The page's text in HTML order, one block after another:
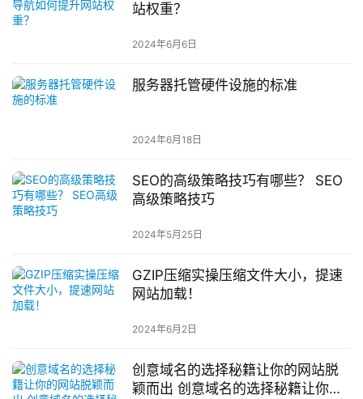
站权重？
2024年6月6日
服务器托管硬件设施的标准
2024年6月18日
SEO的高级策略技巧有哪些？ SEO
高级策略技巧
2024年5月25日
GZIP压缩实操压缩文件大小，提速
网站加载！
2024年6月2日
创意域名的选择秘籍让你的网站脱
颖而出 创意域名的选择秘籍让你的